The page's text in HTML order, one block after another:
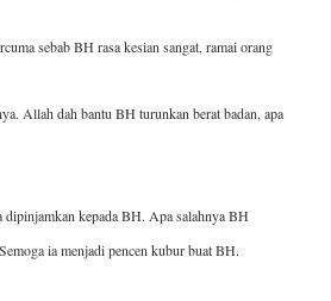
sebab BH rasa kesian sangat, ramai orang
Allah dah bantu BH turunkan berat badan, apa
kepada BH. Apa salahnya BH
ia menjadi pencen kubur buat BH.